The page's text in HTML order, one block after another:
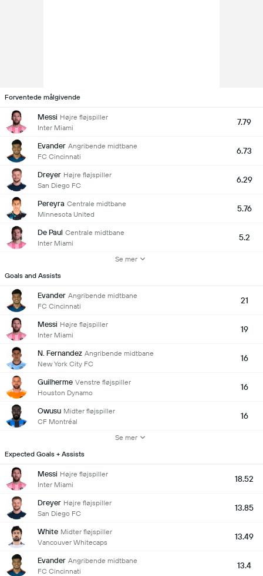
Forventede målgivende
Messi Højre fløjspiller
Inter Miami
7.79
Evander Angribende midtbane
FC Cincinnati
6.73
Dreyer Højre fløjspiller
San Diego FC
6.29
Pereyra Centrale midtbane
Minnesota United
5.76
De Paul Centrale midtbane
Inter Miami
5.2
Se mer
Goals and Assists
Evander Angribende midtbane
FC Cincinnati
21
Messi Højre fløjspiller
Inter Miami
19
N. Fernandez Angribende midtbane
New York City FC
16
Guilherme Venstre fløjspiller
Houston Dynamo
16
Owusu Midter fløjspiller
CF Montréal
16
Se mer
Expected Goals + Assists
Messi Højre fløjspiller
Inter Miami
18.52
Dreyer Højre fløjspiller
San Diego FC
13.85
White Midter fløjspiller
Vancouver Whitecaps
13.49
Evander Angribende midtbane
FC Cincinnati
13.4